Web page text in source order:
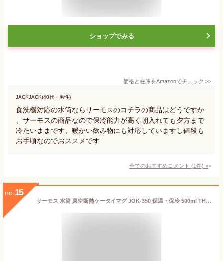
ショップでみる
価格と在庫をAmazonでチェック >>
JACKJACK(40代・男性)
食洗機対応の水筒ならサーモスのコチラの商品はどうですか
、サーモスの商品なので保冷能力が高く朝入れても夕方まで
冷たいままです、暖かい飲み物にも対応していますし値段も
お手頃なのでおススメです
全てのおすすめコメント (1件) >
no. 15
サーモス 水筒 真空断熱ケータイマグ JOK-350 保温・保冷 500ml THERMOS 食洗器対応 丸洗い可能 スリムボトル スポーツ飲料OK/JOK-500【2023C